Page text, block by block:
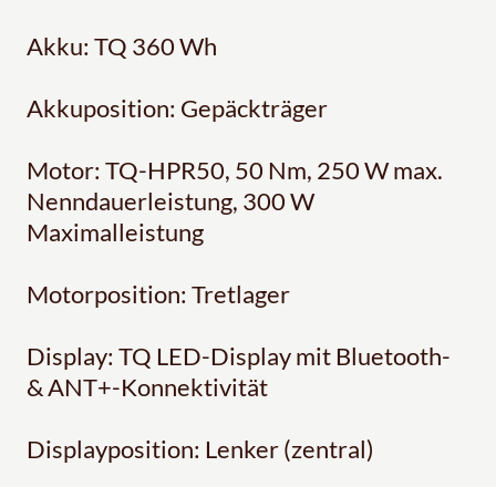
Akku: TQ 360 Wh
Akkuposition: Gepäckträger
Motor: TQ-HPR50, 50 Nm, 250 W max.
Nenndauerleistung, 300 W
Maximalleistung
Motorposition: Tretlager
Display: TQ LED-Display mit Bluetooth-
& ANT+-Konnektivität
Displayposition: Lenker (zentral)